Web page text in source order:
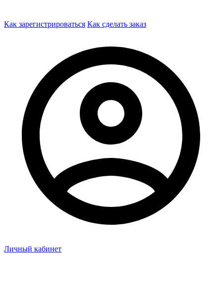
Как зарегистрироваться Как сделать заказ
Личный кабинет